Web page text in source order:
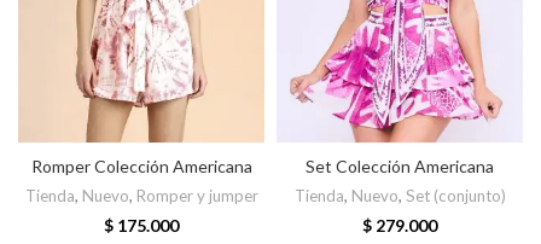
Romper Colección Americana
Tienda, Nuevo, Romper y jumper
$ 175.000
Set Colección Americana
Tienda, Nuevo, Set (conjunto)
$ 279.000